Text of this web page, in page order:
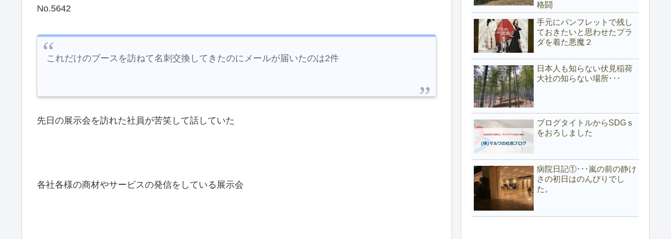
No.5642
これだけのブースを訪ねて名刺交換してきたのにメールが届いたのは2件
先日の展示会を訪れた社員が苦笑して話していた
各社各様の商材やサービスの発信をしている展示会
格闘
手元にパンフレットで残し
ておきたいと思わせたプラ
ダを着た悪魔２
日本人も知らない伏見稲荷
大社の知らない場所･･･
ブログタイトルからSDGｓ
をおろしました
病院日記①･･･嵐の前の静け
さの初日はのんびりでし
た。